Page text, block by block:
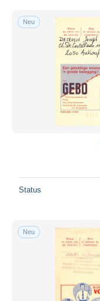
Neu
Status
Neu